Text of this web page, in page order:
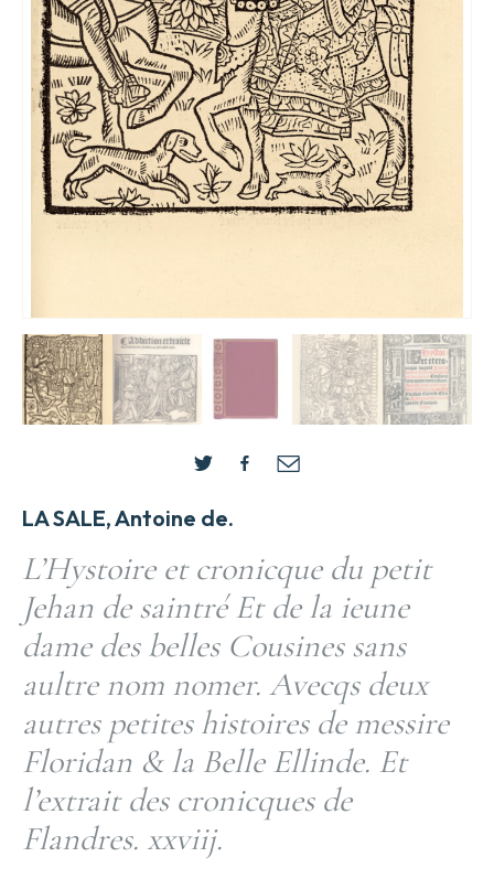
LA SALE, Antoine de.
L’Hystoire et cronicque du petit
Jehan de saintré Et de la ieune
dame des belles Cousines sans
aultre nom nomer. Avecqs deux
autres petites histoires de messire
Floridan & la Belle Ellinde. Et
l’extrait des cronicques de
Flandres. xxviij.